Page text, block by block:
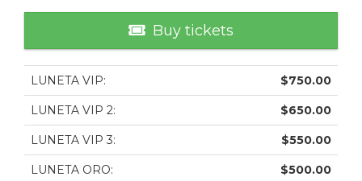
Buy tickets
LUNETA VIP: $750.00
LUNETA VIP 2: $650.00
LUNETA VIP 3: $550.00
LUNETA ORO: $500.00